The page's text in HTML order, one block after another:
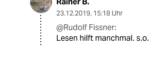
23.12.2019, 15:18 Uhr
@Rudolf Fissner:
Lesen hilft manchmal. s.o.